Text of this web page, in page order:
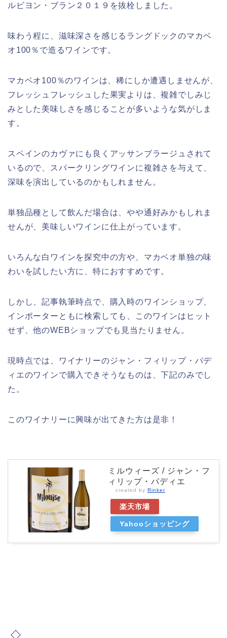
ルビヨン・ブラン２０１９を抜栓しました。
味わう程に、滋味深さを感じるラングドックのマカベ
オ100％で造るワインです。
マカベオ100％のワインは、稀にしか遭遇しませんが、
フレッシュフレッシュした果実よりは、複雑でしみじ
みとした美味しさを感じることが多いような気がしま
す。
スペインのカヴァにも良くアッサンブラージュされて
いるので、スパークリングワインに複雑さを与えて、
深味を演出しているのかもしれません。
単独品種として飲んだ場合は、やや通好みかもしれま
せんが、美味しいワインに仕上がっています。
いろんな白ワインを探究中の方や、マカベオ単独の味
わいを試したい方に、特におすすめです。
しかし、記事執筆時点で、購入時のワインショップ、
インポーターともに検索しても、このワインはヒット
せず、他のWEBショップでも見当たりません。
現時点では、ワイナリーのジャン・フィリップ・パデ
ィエのワインで購入できそうなものは、下記のみでし
た。
このワイナリーに興味が出てきた方は是非！
ミルウィーズ / ジャン・フ
ィリップ・パディエ
created by Rinker
楽天市場
Yahooショッピング